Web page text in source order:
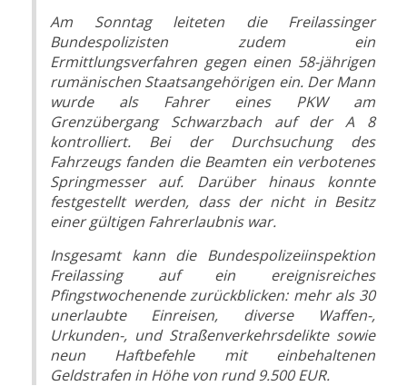
Am Sonntag leiteten die Freilassinger
Bundespolizisten zudem ein
Ermittlungsverfahren gegen einen 58-jährigen
rumänischen Staatsangehörigen ein. Der Mann
wurde als Fahrer eines PKW am
Grenzübergang Schwarzbach auf der A 8
kontrolliert. Bei der Durchsuchung des
Fahrzeugs fanden die Beamten ein verbotenes
Springmesser auf. Darüber hinaus konnte
festgestellt werden, dass der nicht in Besitz
einer gültigen Fahrerlaubnis war.
Insgesamt kann die Bundespolizeiinspektion
Freilassing auf ein ereignisreiches
Pfingstwochenende zurückblicken: mehr als 30
unerlaubte Einreisen, diverse Waffen-,
Urkunden-, und Straßenverkehrsdelikte sowie
neun Haftbefehle mit einbehaltenen
Geldstrafen in Höhe von rund 9.500 EUR.